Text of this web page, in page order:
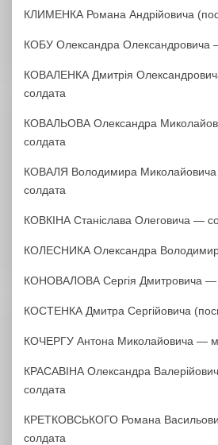
КЛИМЕНКА Романа Андрійовича
КОБУ Олександра Олександровича
КОВАЛЕНКА Дмитрія
солдата
КОВАЛЬОВА Олександра
солдата
КОВАЛЯ Володимира
солдата
КОВКІНА Станіслава Олеговича —
КОЛЕСНИКА Олександра
КОНОВАЛОВА Сергія Дмитровича —
КОСТЕНКА Дмитра Сергійовича
КОЧЕРГУ Антона Миколайовича —
КРАСАВІНА Олександра
солдата
КРЕТКОВСЬКОГО Романа
солдата